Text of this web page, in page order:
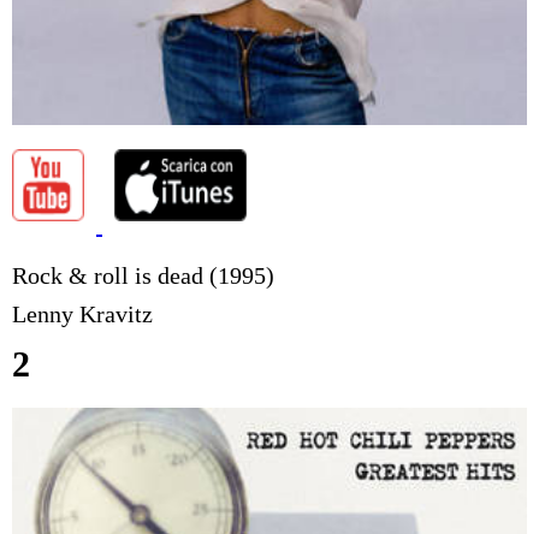
Rock & roll is dead (1995)
Lenny Kravitz
2